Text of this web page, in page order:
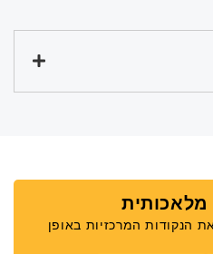
מלאכותית
הנקודות המרכזיות באופן